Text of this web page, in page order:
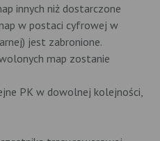
innych niż dostarczone
w postaci cyfrowej w
jest zabronione.
map zostanie
PK w dowolnej kolejności,